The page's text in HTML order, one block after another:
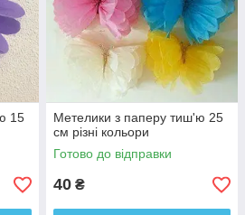
15
Метелики з паперу тиш'ю 25
см різні кольори
Готово до відправки
40 ₴